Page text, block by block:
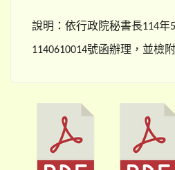
說明：依行政院秘書長114年5
1140610014號函辦理，並檢